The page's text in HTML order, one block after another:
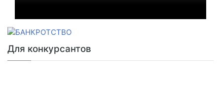
Для конкурсантов